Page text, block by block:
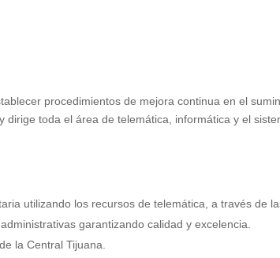
procedimientos de mejora continua en el
toda el área de telemática, informática y el
utilizando los recursos de telemática, a través de
garantizando calidad y excelencia.
la Central Tijuana.